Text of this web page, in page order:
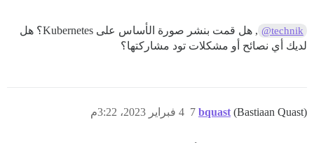
@technik
, هل قمت بنشر صورة الأساس على Kubernetes؟ هل
لديك أي نصائح أو مشكلات تود مشاركتها؟
bquast (Bastiaan Quast) 4 فبراير 2023، 3:22م 7